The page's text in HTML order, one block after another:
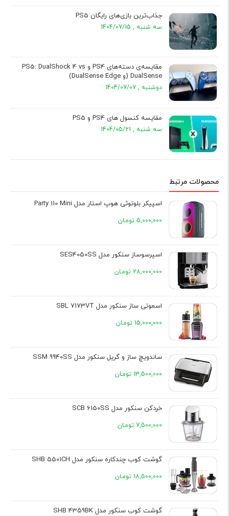
جذاب‌ترین بازی‌های رایگان PS5
سه شنبه , 1404/07/15
مقایسه‌ی دسته‌های PS4 و PS5: DualShock 4 vs
DualSense (و DualSense Edge)
دوشنبه , 1404/07/07
مقایسه کنسول های PS4 و PS5
سه شنبه , 1404/05/21
محصولات مرتبط
اسپیکر بلوتوثی هوپ استار مدل Party 110 Mini
5,000,000 تومـان
اسپرسوساز سنکور مدل SES4050SS
28,000,000 تومـان
اسموتی ساز سنکور مدل SBL 7173VT
15,000,000 تومـان
ساندویچ ساز و گریل سنکور مدل SSM 9940SS
13,500,000 تومـان
خردکن سنکور مدل SCB 6150SS
7,500,000 تومـان
گوشت کوب چندکاره سنکور مدل SHB 5501CH
18,500,000 تومـان
گوشت کوب سنکور مدل SHB 4359BK